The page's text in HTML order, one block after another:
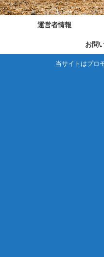
運営者情報
お問
当サイトはプロ